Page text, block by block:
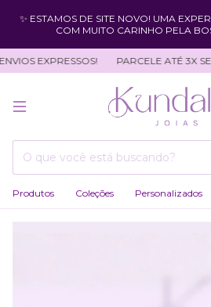
✨ ESTAMOS DE SITE NOVO! UMA
COM MUITO CARINHO PELA
EXPRESSOS! PARCELE ATÉ 3X
Produtos Coleções Personalizados